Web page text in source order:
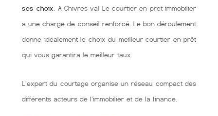
ses choix . A Chivres val Le courtier en pret immobilier
a une charge de conseil renforcé. Le bon déroulement
donne idéalement le choix du meilleur courtier en prêt
qui vous garantira le meilleur taux.
L'expert du courtage organise un réseau compact des
différents acteurs de l'immobilier et de la finance.